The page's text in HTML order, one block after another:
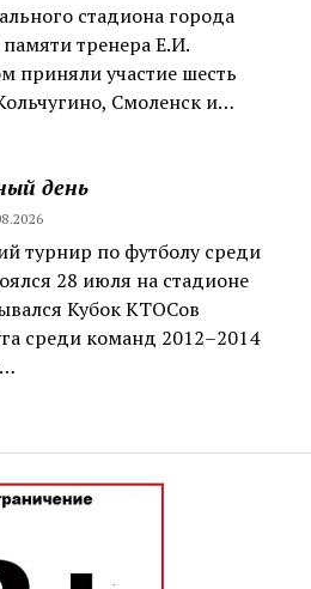
стадиона города
тренера Е.И.
приняли участие шесть
Смоленск и…
день
турнир по футболу среди
28 июля на стадионе
Кубок КТОСов
среди команд 2012–2014